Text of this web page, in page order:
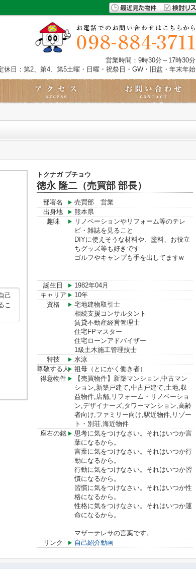
営業時間：9時30分～17時30分
休日：第2、第4、第5土曜・日曜・祝祭日・GW・旧盆・年末年始
己
こ
トクナガ ブチョウ
徳永 隆二（売買部 部長）
部署名
売買部 営業
出身地
熊本県
趣味
リノベーションやリフォーム等のテレ
ビ・雑誌を見ること
DIYに使えそうな材料や、塗料、お役立
ちグッズ等も好きです
ゴルフやキャンプも手を出してますw
誕生日
1982年04月
キャリア
10年
資格
宅地建物取引士
相続支援コンサルタント
賃貸不動産経営管理士
住宅FPマスター
住宅ローンアドバイザー
1級土木施工管理技士
特技
水泳
尊敬する人
祖母（とにかく働き者）
得意物件
【売買物件】新築マンション,中古マン
ション,新築戸建て,中古戸建て,土地,収
益物件,店舗,リフォーム・リノベーショ
ン,デザイナーズ,タワーマンション,高齢
者向け,ファミリー向け,駅近物件,リゾー
ト・別荘,海近物件
座右の銘
思考に気をつけなさい。それはいつか言
葉になるから。
言葉に気をつけなさい。それはいつか行
動になるから。
行動に気をつけなさい。それはいつか習
慣になるから。
習慣に気をつけなさい。それはいつか性
格になるから。
性格に気をつけなさい。それはいつか運
命になるから。
マザーテレサの言葉です。
リンク
自己紹介動画